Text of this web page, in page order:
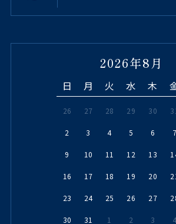
2026年8月
日 月 火 水 木
26 27 28 29 30
2 3 4 5 6 7
9 10 11 12 13
16 17 18 19 20
23 24 25 26 27
30 31 1 2 3 4